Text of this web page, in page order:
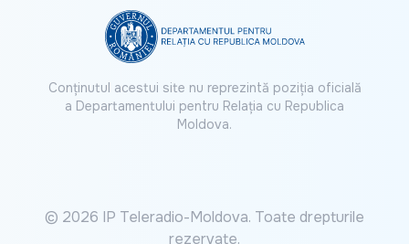
Conținutul acestui site nu reprezintă poziția oficială
a Departamentului pentru Relația cu Republica
Moldova.
© 2026 IP Teleradio-Moldova. Toate drepturile
rezervate.